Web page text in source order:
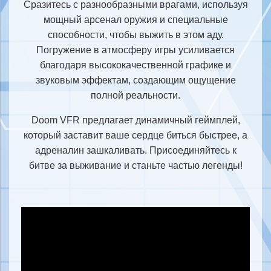
Сразитесь с разнообразными врагами, используя
мощный арсенал оружия и специальные
способности, чтобы выжить в этом аду.
Погружение в атмосферу игры усиливается
благодаря высококачественной графике и
звуковым эффектам, создающим ощущение
полной реальности.
Doom VFR предлагает динамичный геймплей,
который заставит ваше сердце биться быстрее, а
адреналин зашкаливать. Присоединяйтесь к
битве за выживание и станьте частью легенды!